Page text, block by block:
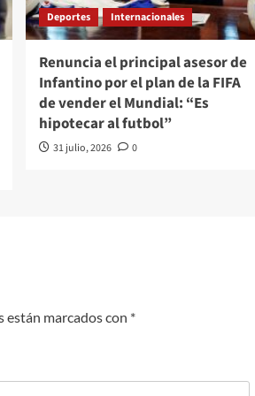
Deportes Internacionales
Renuncia el principal asesor de
Infantino por el plan de la FIFA
de vender el Mundial: “Es
hipotecar al futbol”
31 julio, 2026 0
están marcados con *